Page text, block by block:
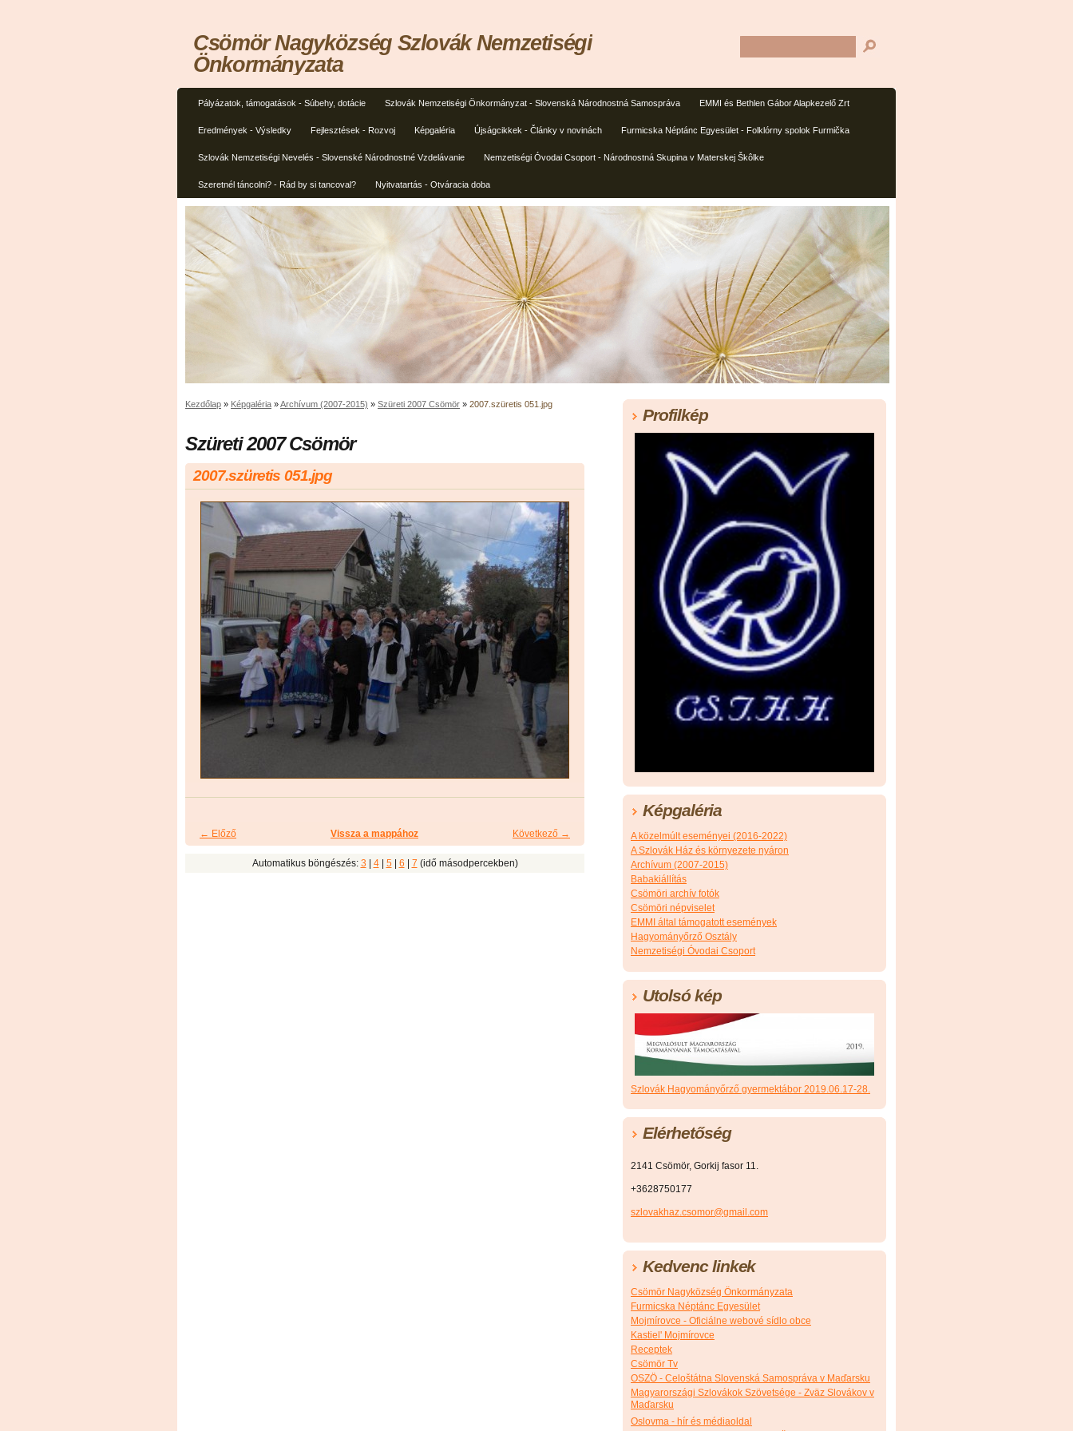
Pályázatok, támogatások - Súbehy, dotácie Szlovák Nemzetiségi Önkormányzat - Slovenská Národnostná Samospráva EMMI és Bethlen Gábor Alapkezelő Zrt
Eredmények - Výsledky Fejlesztések - Rozvoj Képgaléria Újságcikkek - Články v novinách Furmicska Néptánc Egyesület - Folklórny spolok Furmička
Szlovák Nemzetiségi Nevelés - Slovenské Národnostné Vzdelávanie Nemzetiségi Óvodai Csoport - Národnostná Skupina v Materskej Škôlke
Szeretnél táncolni? - Rád by si tancoval? Nyitvatartás - Otváracia doba
Csömör Nagyközség Szlovák Nemzetiségi
Önkormányzata
Kezdőlap » Képgaléria »Archívum (2007-2015) » Szüreti 2007 Csömör » 2007.szüretis 051.jpg
Szüreti 2007 Csömör
2007.szüretis 051.jpg
← Előző Következő →
Vissza a mappához
Automatikus böngészés: 3 4| 5| 6 7 (idő másodpercekben)
Profilkép
Képgaléria
A közelmúlt eseményei (2016-2022)
A Szlovák Ház és környezete nyáron
Archívum (2007-2015)
Babakiállítás
Csömöri archív fotók
Csömöri népviselet
EMMI által támogatott események
Hagyományőrző Osztály
Nemzetiségi Óvodai Csoport
Utolsó kép
Szlovák Hagyományőrző gyermektábor 2019.06.17-28.
Elérhetőség
2141 Csömör, Gorkij fasor 11.
+3628750177
szlovakhaz.csomor@gmail.com
Kedvenc linkek
Csömör Nagyközség Önkormányzata
Furmicska Néptánc Egyesület
Mojmírovce - Oficiálne webové sídlo obce
Kastiel' Mojmírovce
Receptek
Csömör Tv
OSZÖ - Celoštátna Slovenská Samospráva v Maďarsku
Magyarországi Szlovákok Szövetsége - Zväz Slovákov v
Maďarsku
Oslovma - hír és médiaoldal